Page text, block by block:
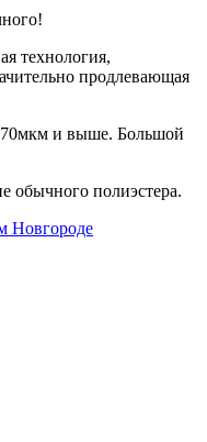
технология,
продлевающая
и выше. Большой
обычного полиэстера.
Новгороде